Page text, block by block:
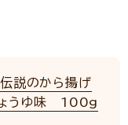
説のから揚げ
うゆ味 100g